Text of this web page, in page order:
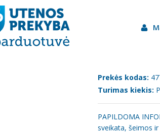
10% 0.75l
10% 0.75L
Prekės kodas:
Turimas kiekis:
PAPILDOMA
sveikata, šeimos